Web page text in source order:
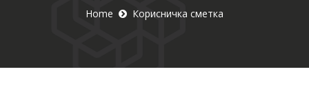
Home Корисничка сметка